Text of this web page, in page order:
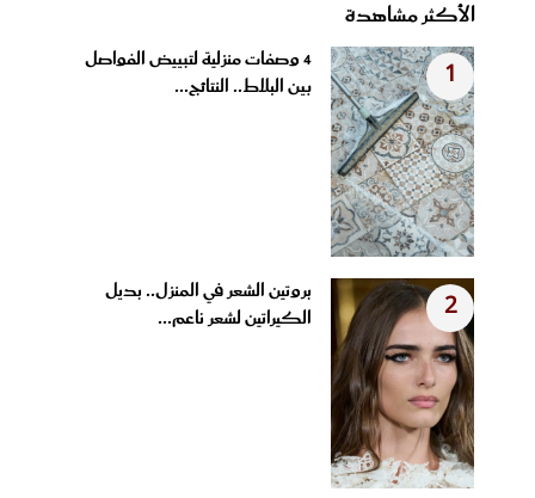
الأكثر مشاهدة
1
4 وصفات منزلية لتبييض الفواصل
بين البلاط.. النتائج...
2
بروتين الشعر في المنزل.. بديل
الكيراتين لشعر ناعم...